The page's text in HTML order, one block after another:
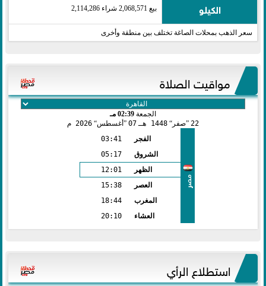
الكيلو بيع 2,068,571 شراء 2,114,286
سعر الذهب بمحلات الصاغة تختلف بين منطقة وأخرى
مواقيت الصلاة
الجمعة 02:39 مـ
22 صفر 1448 هـ 07 أغسطس 2026 م
مصر
الفجر
03:41
الشروق
05:17
الظهر
12:01
العصر
15:38
المغرب
18:44
العشاء
20:10
استطلاع الرأي